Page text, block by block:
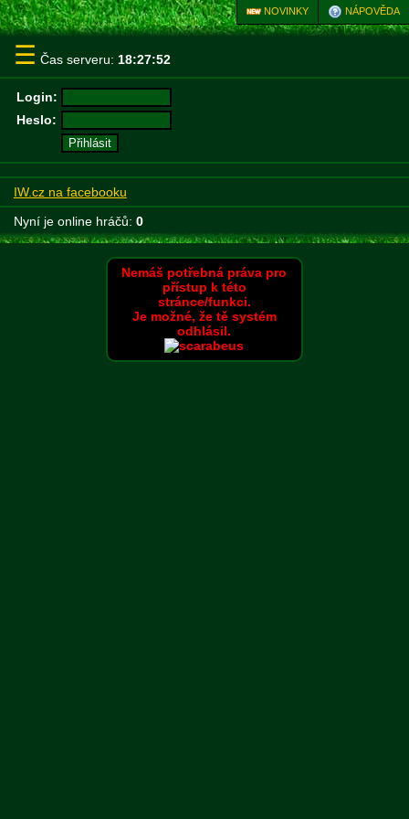
NÁPOVĚDA
NOVINKY
☰ Čas serveru: 18:27:52
Login:
Heslo:
IW.cz na facebooku
Nyní je online hráčů: 0
Nemáš potřebná práva pro
přístup k této
stránce/funkci.
Je možné, že tě systém
odhlásil.